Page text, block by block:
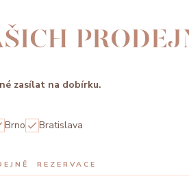
zasílat na dobírku.
Brno Bratislava
REZERVACE